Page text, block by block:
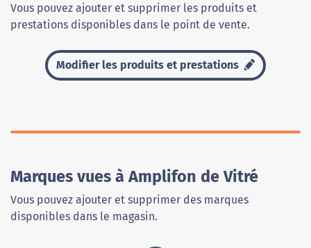
Vous pouvez ajouter et supprimer les produits et
prestations disponibles dans le point de vente.
Modifier les produits et prestations
Marques vues à Amplifon de Vitré
Vous pouvez ajouter et supprimer des marques
disponibles dans le magasin.